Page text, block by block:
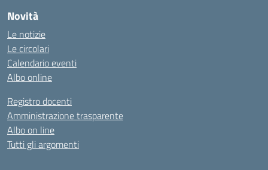
Novità
Le notizie
Le circolari
Calendario eventi
Albo online
Registro docenti
Amministrazione trasparente
Albo on line
Tutti gli argomenti